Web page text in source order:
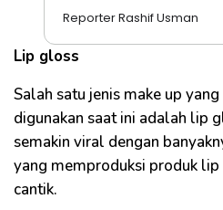
Reporter Rashif Usman
Lip gloss
Salah satu jenis make up
digunakan saat ini adalah lip
semakin viral dengan
yang memproduksi produk
cantik.